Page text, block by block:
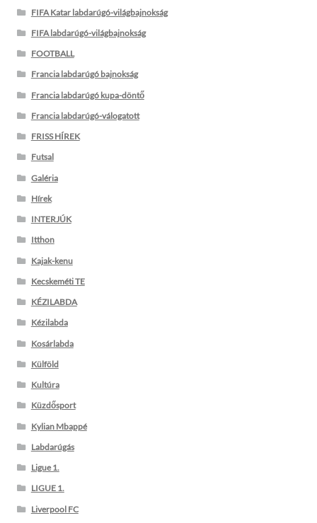
FIFA Katar labdarúgó-világbajnokság
FIFA labdarúgó-világbajnokság
FOOTBALL
Francia labdarúgó bajnokság
Francia labdarúgó kupa-döntő
Francia labdarúgó-válogatott
FRISS HÍREK
Futsal
Galéria
Hírek
INTERJÚK
Itthon
Kajak-kenu
Kecskeméti TE
KÉZILABDA
Kézilabda
Kosárlabda
Külföld
Kultúra
Küzdősport
Kylian Mbappé
Labdarúgás
Ligue 1.
LIGUE 1.
Liverpool FC